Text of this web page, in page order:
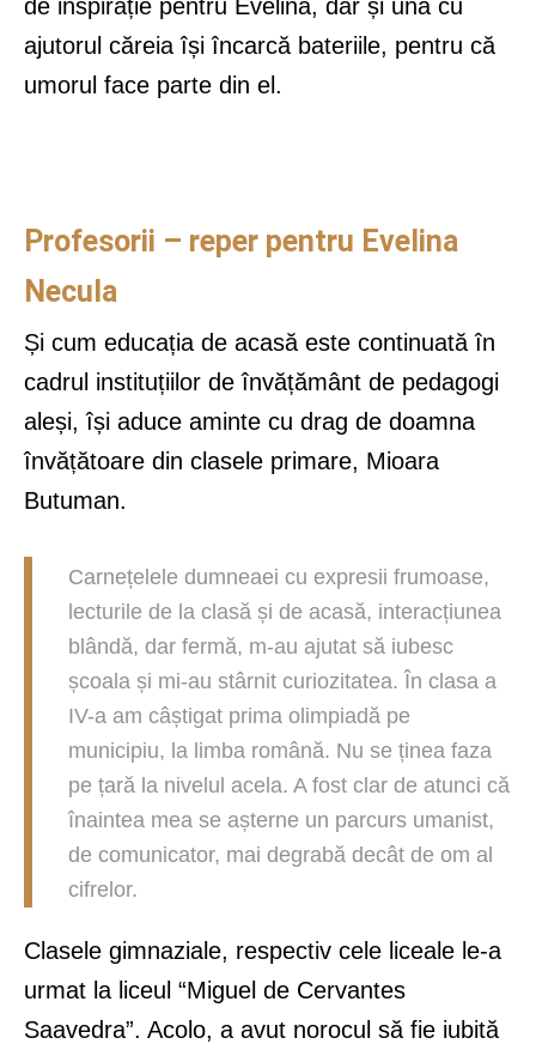
de inspirație pentru Evelina, dar și una cu
ajutorul căreia își încarcă bateriile, pentru că
umorul face parte din el.
Profesorii – reper pentru Evelina
Necula
Și cum educația de acasă este continuată în
cadrul instituțiilor de învățământ de pedagogi
aleși, își aduce aminte cu drag de doamna
învățătoare din clasele primare, Mioara
Butuman.
Carnețelele dumneaei cu expresii frumoase,
lecturile de la clasă și de acasă, interacțiunea
blândă, dar fermă, m-au ajutat să iubesc
școala și mi-au stârnit curiozitatea. În clasa a
IV-a am câștigat prima olimpiadă pe
municipiu, la limba română. Nu se ținea faza
pe țară la nivelul acela. A fost clar de atunci că
înaintea mea se așterne un parcurs umanist,
de comunicator, mai degrabă decât de om al
cifrelor.
Clasele gimnaziale, respectiv cele liceale le-a
urmat la liceul “Miguel de Cervantes
Saavedra”. Acolo, a avut norocul să fie iubită